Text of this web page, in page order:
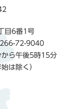
目6番1号
72-9040
ら午後5時15分
は除く）